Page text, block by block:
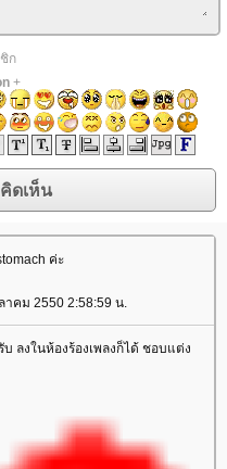
ก
+
ค่ะ
าคม 2550 2:58:59 น.
ลงในห้องร้องเพลงก็ได้ ชอบแต่ง